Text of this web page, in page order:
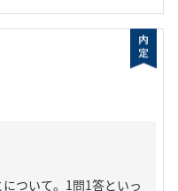
ついて。1問1答といっ